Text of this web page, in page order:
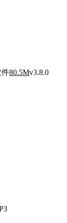
件80.5Mv3.8.0